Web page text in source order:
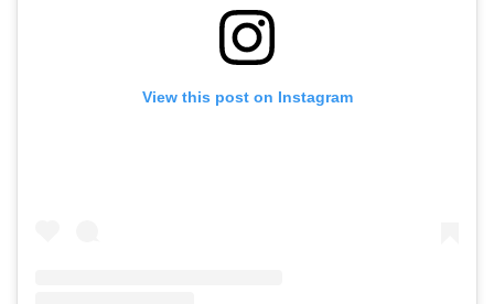
View this post on Instagram